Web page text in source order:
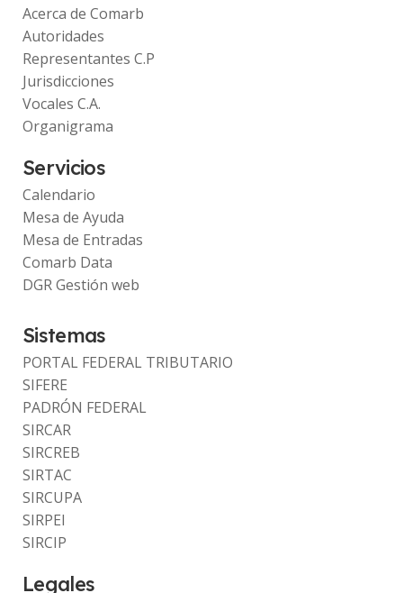
Acerca de Comarb
Autoridades
Representantes C.P
Jurisdicciones
Vocales C.A.
Organigrama
Servicios
Calendario
Mesa de Ayuda
Mesa de Entradas
Comarb Data
DGR Gestión web
Sistemas
PORTAL FEDERAL TRIBUTARIO
SIFERE
PADRÓN FEDERAL
SIRCAR
SIRCREB
SIRTAC
SIRCUPA
SIRPEI
SIRCIP
Legales